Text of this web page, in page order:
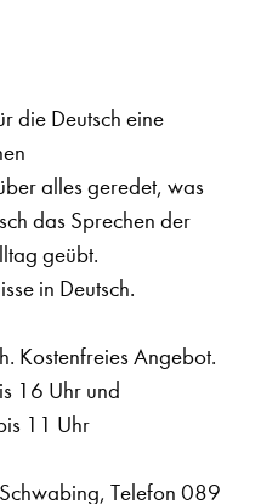
die Deutsch eine
alles geredet, was
das Sprechen der
geübt.
in Deutsch.
Kostenfreies Angebot.
16 Uhr und
11 Uhr
Telefon 089